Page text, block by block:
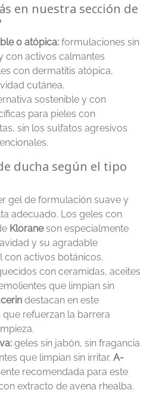
en nuestra sección de
o atópica: formulaciones sin
con activos calmantes
con dermatitis atópica,
cutánea.
sostenible y con
para pieles con
sin los sulfatos agresivos
ducha según el tipo
gel de formulación suave y
adecuado. Los geles con
Kloraneson especialmente
y su agradable
con activos botánicos.
con ceramidas, aceites
que limpian sin
destacan en este
refuerzan la barrera
geles sin jabón, sin fragancia
que limpian sin irritar. A-
recomendada para este
extracto de avena rhealba.